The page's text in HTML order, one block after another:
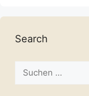
Search
nach: